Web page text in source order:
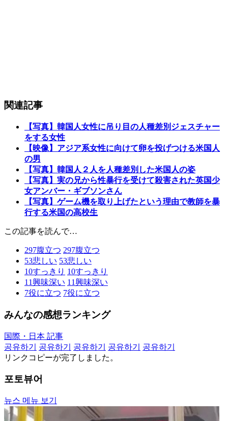
関連記事
【写真】韓国人女性に吊り目の人種差別ジェスチャー
をする女性
【映像】アジア系女性に向けて卵を投げつける米国人
の男
【写真】韓国人２人を人種差別した米国人の姿
【写真】実の兄から性暴行を受けて殺害された英国少
女アンバー・ギブソンさん
【写真】ゲーム機を取り上げたという理由で教師を暴
行する米国の高校生
この記事を読んで…
297腹立つ 297腹立つ
53悲しい 53悲しい
10すっきり 10すっきり
11興味深い 11興味深い
7役に立つ 7役に立つ
みんなの感想ランキング
国際・日本 記事
공유하기
공유하기 공유하기 공유하기
공유하기
リンクコピーが完了しました。
포토뷰어
뉴스 메뉴 보기